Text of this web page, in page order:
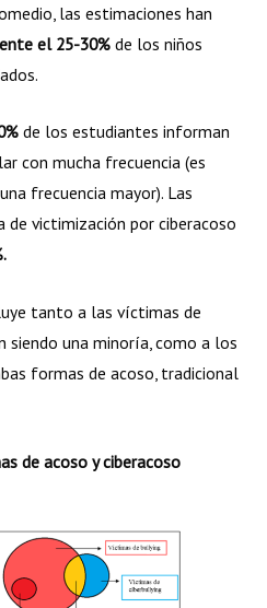
las estimaciones han
el 25-30% de los niños
de los estudiantes informan
con mucha frecuencia (es
frecuencia mayor). Las
de victimización por ciberacoso
tanto a las víctimas de
siendo una minoría, como a los
formas de acoso, tradicional
de acoso y ciberacoso
the Commission cannot be